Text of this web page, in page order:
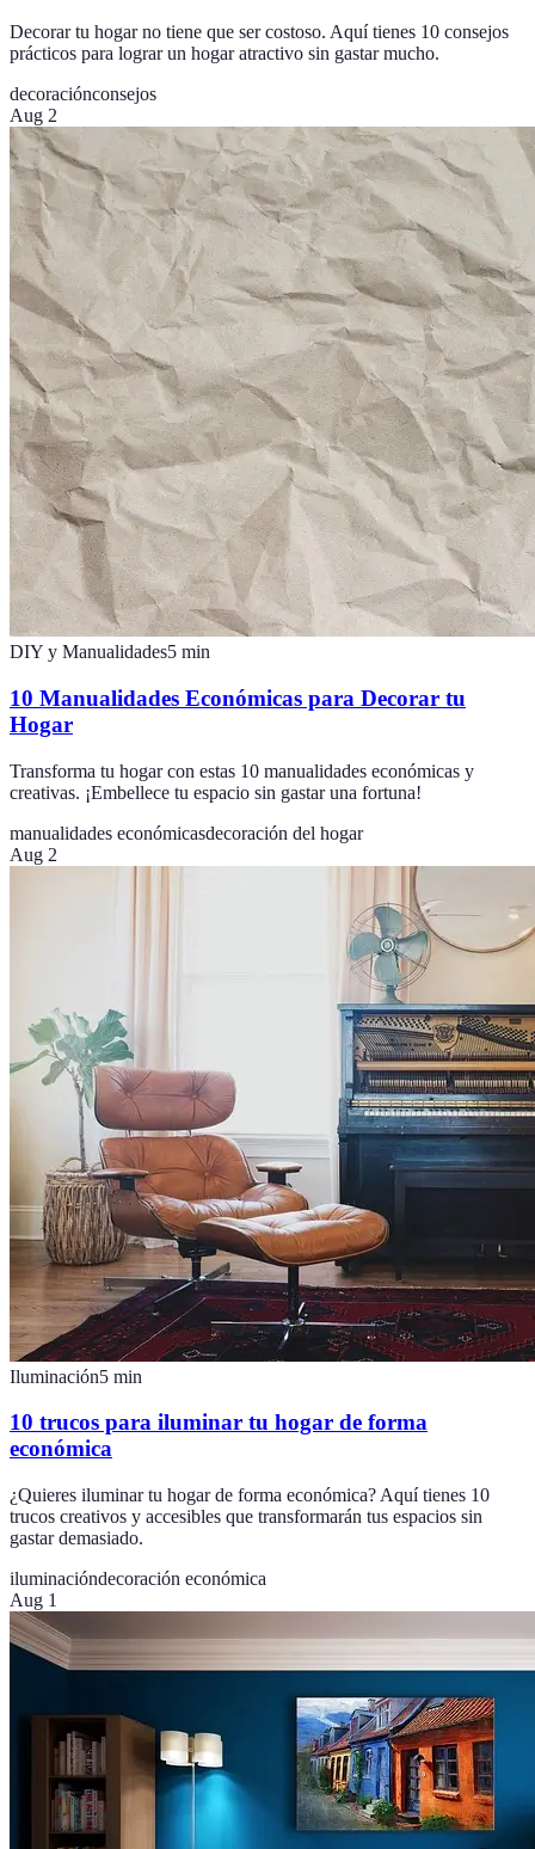
Decorar tu hogar no tiene que ser costoso. Aquí tienes 10 consejos
prácticos para lograr un hogar atractivo sin gastar mucho.
decoraciónconsejos
Aug 2
DIY y Manualidades5 min
10 Manualidades Económicas para Decorar tu
Hogar
Transforma tu hogar con estas 10 manualidades económicas y
creativas. ¡Embellece tu espacio sin gastar una fortuna!
manualidades económicasdecoración del hogar
Aug 2
Iluminación5 min
10 trucos para iluminar tu hogar de forma
económica
¿Quieres iluminar tu hogar de forma económica? Aquí tienes 10
trucos creativos y accesibles que transformarán tus espacios sin
gastar demasiado.
iluminacióndecoración económica
Aug 1